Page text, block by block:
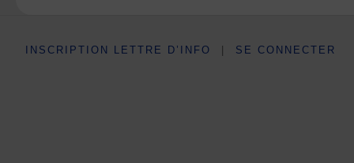
INSCRIPTION LETTRE D’INFO | SE CONNECTER